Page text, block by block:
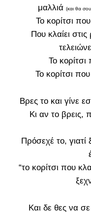
μαλλιά (και θα σου
Το κορίτσι
Που κλαίει στις
Το
Το κορίτσι
Βρες το και γίνε
Κι αν το βρεις,
Πρόσεχέ το,
“το κορίτσι που
Και δε θες να σε